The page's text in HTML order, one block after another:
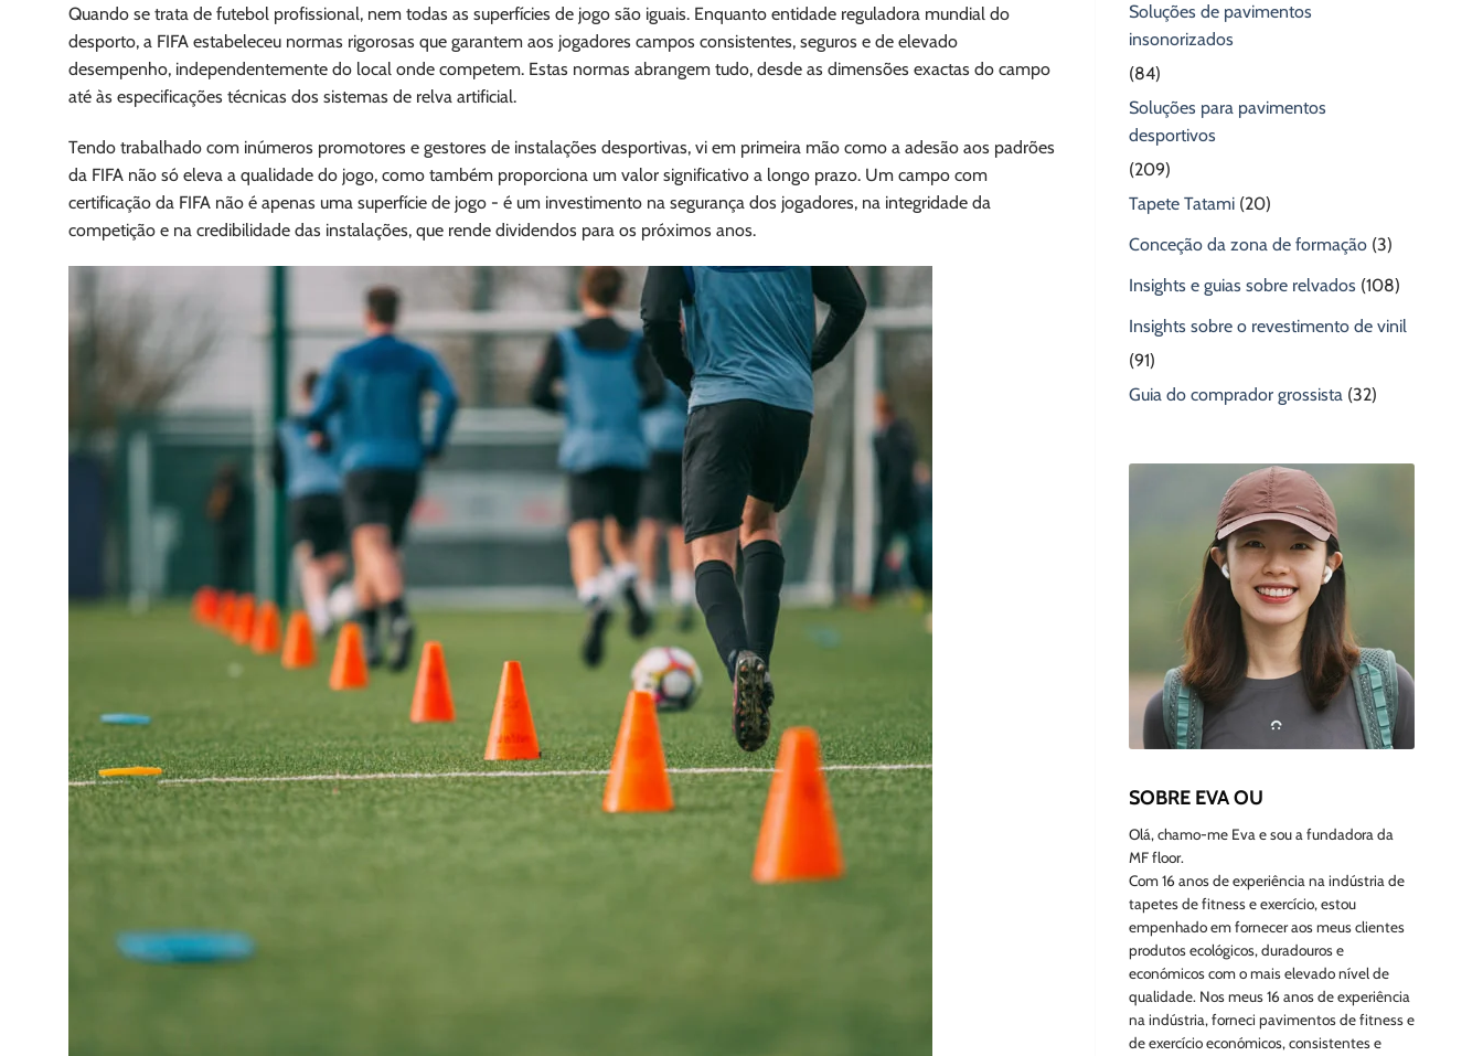
Quando se trata de futebol profissional, nem todas as superfícies de jogo são iguais. Enquanto entidade reguladora mundial do
desporto, a FIFA estabeleceu normas rigorosas que garantem aos jogadores campos consistentes, seguros e de elevado
desempenho, independentemente do local onde competem. Estas normas abrangem tudo, desde as dimensões exactas do campo
até às especificações técnicas dos sistemas de relva artificial.
Tendo trabalhado com inúmeros promotores e gestores de instalações desportivas, vi em primeira mão como a adesão aos padrões
da FIFA não só eleva a qualidade do jogo, como também proporciona um valor significativo a longo prazo. Um campo com
certificação da FIFA não é apenas uma superfície de jogo - é um investimento na segurança dos jogadores, na integridade da
competição e na credibilidade das instalações, que rende dividendos para os próximos anos.
Soluções de pavimentos
insonorizados
(84)
Soluções para pavimentos
desportivos
(209)
Tapete Tatami (20)
Conceção da zona de formação (3)
Insights e guias sobre relvados (108)
Insights sobre o revestimento de vinil
(91)
Guia do comprador grossista (32)
SOBRE EVA OU
Olá, chamo-me Eva e sou a fundadora da
MF floor.
Com 16 anos de experiência na indústria de
tapetes de fitness e exercício, estou
empenhado em fornecer aos meus clientes
produtos ecológicos, duradouros e
económicos com o mais elevado nível de
qualidade. Nos meus 16 anos de experiência
na indústria, forneci pavimentos de fitness e
de exercício económicos, consistentes e